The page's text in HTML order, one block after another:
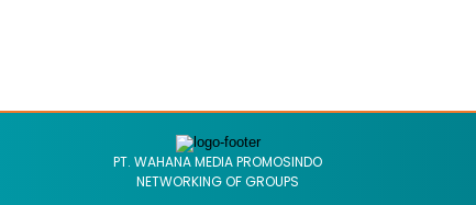
PT. WAHANA MEDIA PROMOSINDO
NETWORKING OF GROUPS